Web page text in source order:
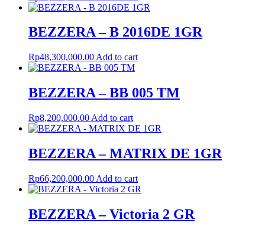
BEZZERA – B 2016DE 1GR
Rp48,300,000.00 Add to cart
BEZZERA – BB 005 TM
Rp8,200,000.00 Add to cart
BEZZERA – MATRIX DE 1GR
Rp66,200,000.00 Add to cart
BEZZERA – Victoria 2 GR